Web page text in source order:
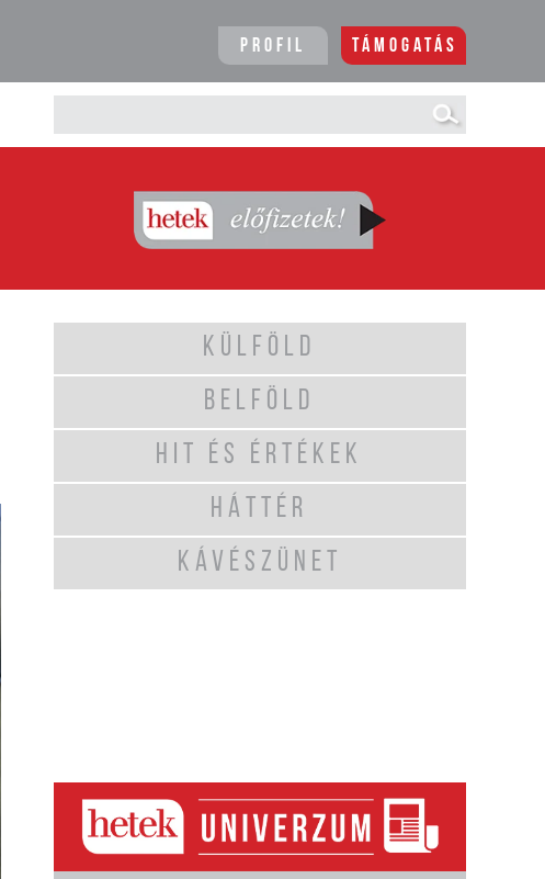
Profil Támogatás
KÜLFÖLD
BELFÖLD
HIT ÉS ÉRTÉKEK
HÁTTÉR
KÁVÉSZÜNET